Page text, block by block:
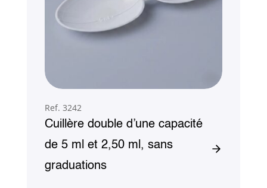
Ref. 3242
Cuillère double d’une capacité
de 5 ml et 2,50 ml, sans
graduations